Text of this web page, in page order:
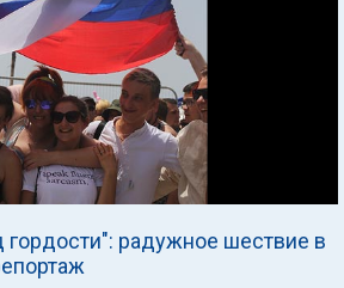
радужное шествие в